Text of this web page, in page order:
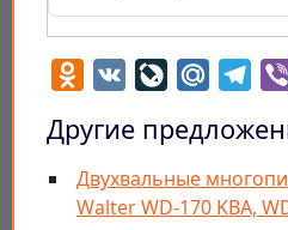
Odnoklassniki
VK LiveJournal
Mail.Ru
Другие
Двухвальные
Walter WD-170 KBA,